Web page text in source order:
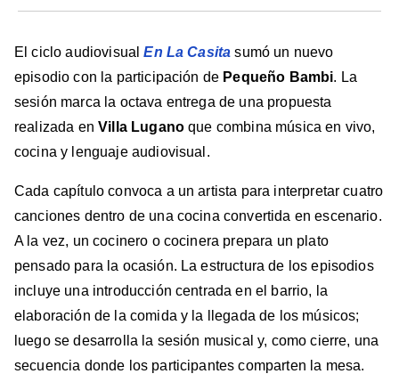
El ciclo audiovisual En La Casita sumó un nuevo
episodio con la participación de Pequeño Bambi. La
sesión marca la octava entrega de una propuesta
realizada enVilla Lugano que combina música en vivo,
cocina y lenguaje audiovisual.
Cada capítulo convoca a un artista para interpretar cuatro
canciones dentro de una cocina convertida en escenario.
A la vez, un cocinero o cocinera prepara un plato
pensado para la ocasión. La estructura de los episodios
incluye una introducción centrada en el barrio, la
elaboración de la comida y la llegada de los músicos;
luego se desarrolla la sesión musical y, como cierre, una
secuencia donde los participantes comparten la mesa.